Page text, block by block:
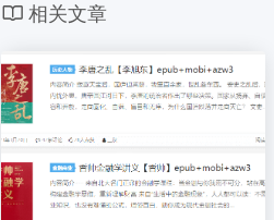
相关文章